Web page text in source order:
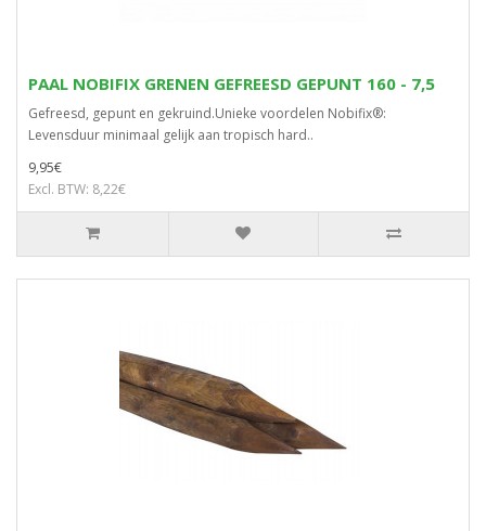
PAAL NOBIFIX GRENEN GEFREESD GEPUNT 160 - 7,5
Gefreesd, gepunt en gekruind.Unieke voordelen Nobifix®:
Levensduur minimaal gelijk aan tropisch hard..
9,95€
Excl. BTW: 8,22€